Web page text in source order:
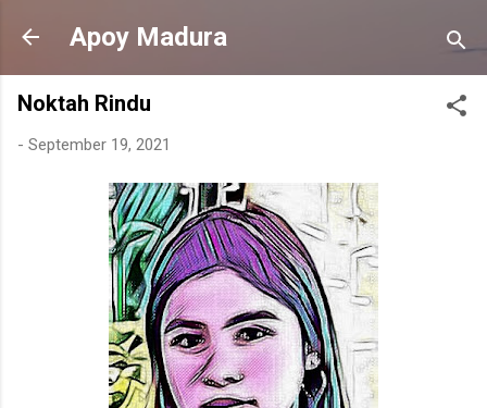
Langsung ke konten utama
Apoy Madura
Noktah Rindu
- September 19, 2021